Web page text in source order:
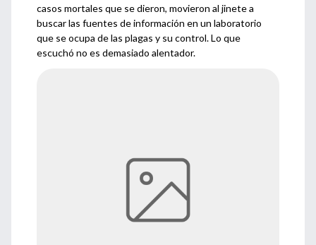
casos mortales que se dieron, movieron al jinete a
buscar las fuentes de información en un laboratorio
que se ocupa de las plagas y su control. Lo que
escuchó no es demasiado alentador.